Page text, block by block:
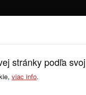
Úvod
stránky podľa
viac info.